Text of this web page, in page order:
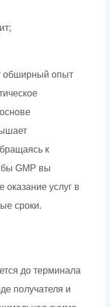
обширный опыт
к
GMP вы
оказание услуг в
сроки.
до терминала
получателя и